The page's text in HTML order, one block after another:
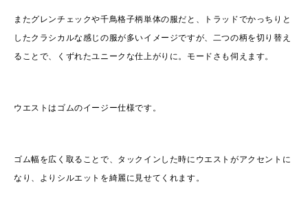
またグレンチェックや千鳥格子柄単体の服だと、トラッドでかっちりと
したクラシカルな感じの服が多いイメージですが、二つの柄を切り替え
ることで、くずれたユニークな仕上がりに。モードさも伺えます。
ウエストはゴムのイージー仕様です。
ゴム幅を広く取ることで、タックインした時にウエストがアクセントに
なり、よりシルエットを綺麗に見せてくれます。